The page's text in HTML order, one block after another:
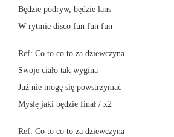
Będzie podryw, będzie lans
W rytmie disco fun fun fun
Ref: Co to co to za dziewczyna
Swoje ciało tak wygina
Już nie mogę się powstrzymać
Myślę jaki będzie finał / x2
Ref: Co to co to za dziewczyna